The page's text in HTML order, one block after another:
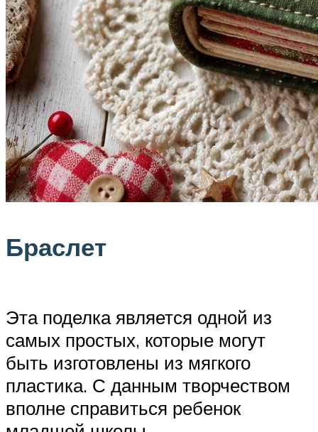
Браслет
Эта поделка является одной из
самых простых, которые могут
быть изготовлены из мягкого
пластика. С данным творчеством
вполне справиться ребенок